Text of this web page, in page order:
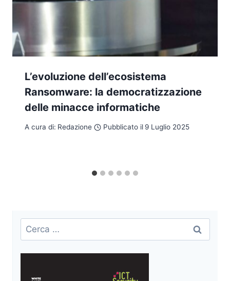
L’evoluzione dell’ecosistema
Ransomware: la democratizzazione
delle minacce informatiche
A cura di: Redazione Pubblicato il 9 Luglio 2025
Ricerca
per: